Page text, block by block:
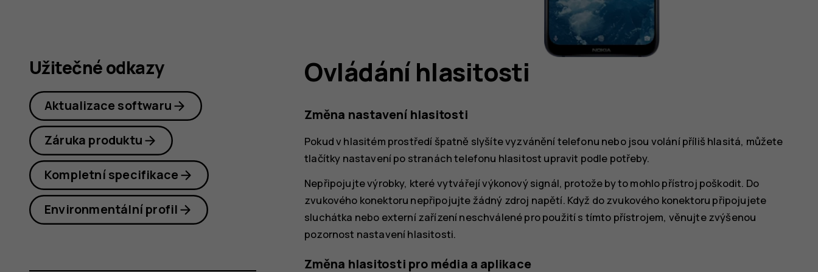
Ovládání hlasitosti
Změna nastavení hlasitosti
Pokud v hlasitém prostředí špatně slyšíte vyzvánění telefonu nebo jsou volání příliš hlasitá, můžete
tlačítky nastavení po stranách telefonu hlasitost upravit podle potřeby.
Nepřipojujte výrobky, které vytvářejí výkonový signál, protože by to mohlo přístroj poškodit. Do
zvukového konektoru nepřipojujte žádný zdroj napětí. Když do zvukového konektoru připojujete
sluchátka nebo externí zařízení neschválené pro použití s tímto přístrojem, věnujte zvýšenou
pozornost nastavení hlasitosti.
Změna hlasitosti pro média a aplikace
Užitečné odkazy
Aktualizace softwaru
Záruka produktu
Kompletní specifikace
Environmentální profil